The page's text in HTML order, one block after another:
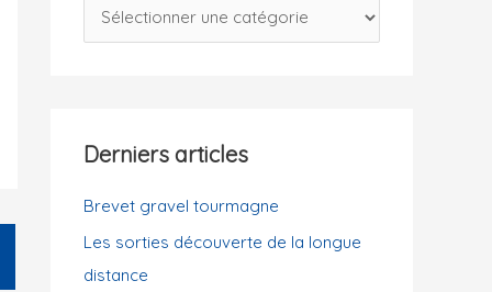
h
a
r
i
e
Derniers articles
Brevet gravel tourmagne
Les sorties découverte de la longue
distance